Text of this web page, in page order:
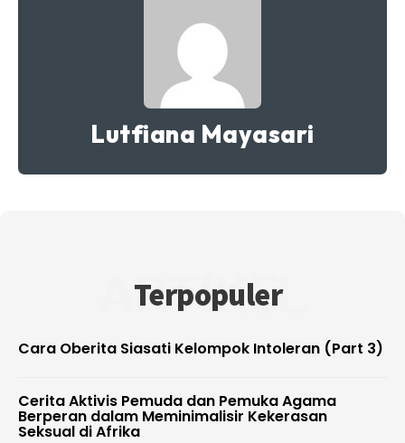
Lutfiana Mayasari
Terpopuler
ARTIKEL
Cara Oberita Siasati Kelompok Intoleran (Part 3)
Cerita Aktivis Pemuda dan Pemuka Agama
Berperan dalam Meminimalisir Kekerasan
Seksual di Afrika